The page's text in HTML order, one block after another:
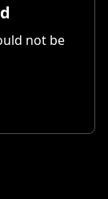
not be